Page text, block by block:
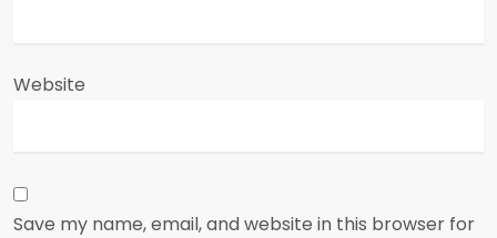
Website
Save my name, email, and website in this browser for